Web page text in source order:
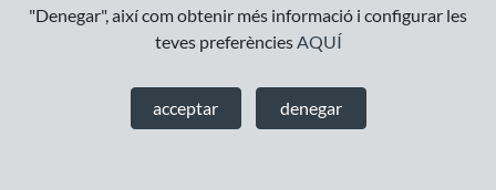
"Denegar", així com obtenir més informació i configurar les
teves preferènciesAQUÍ
acceptar denegar